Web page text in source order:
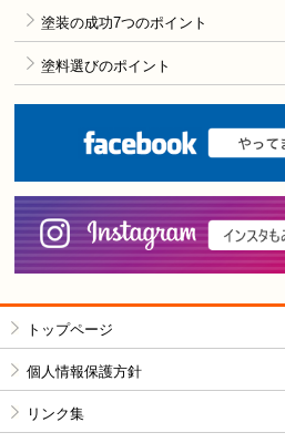
塗装の成功7つのポイント
塗料選びのポイント
トップページ
個人情報保護方針
リンク集